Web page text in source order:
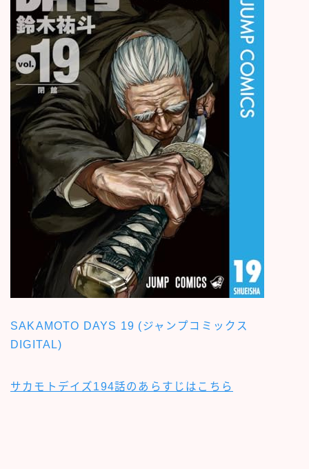
SAKAMOTO DAYS 19 (ジャンプコミックス
DIGITAL)
サカモトデイズ194話のあらすじはこちら